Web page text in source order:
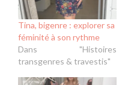
Tina, bigenre : explorer sa
féminité à son rythme
Dans "Histoires
transgenres & travestis"